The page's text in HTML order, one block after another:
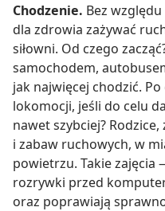
Chodzenie. Bez
dla zdrowia zażywać
siłowni. Od czego
samochodem,
jak najwięcej chodzić.
lokomocji, jeśli do celu
nawet szybciej?
i zabaw ruchowych, w
powietrzu. Takie
rozrywki przed
oraz poprawiają